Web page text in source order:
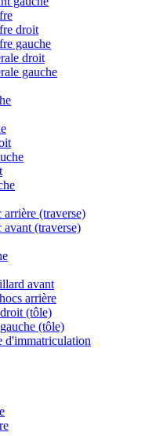
droit
gauche
droit
gauche
(traverse)
(traverse)
avant
arrière
(tôle)
(tôle)
d'immatriculation